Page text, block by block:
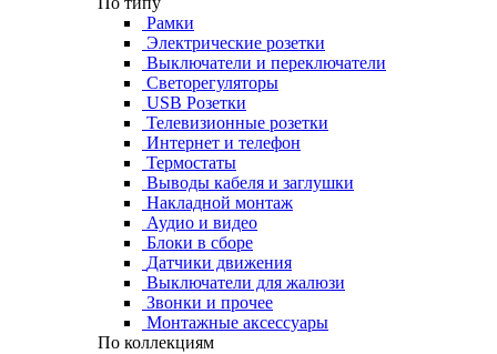
Рамки
Электрические розетки
Выключатели и переключатели
Светорегуляторы
USB Розетки
Телевизионные розетки
Интернет и телефон
Термостаты
Выводы кабеля и заглушки
Накладной монтаж
Аудио и видео
Блоки в сборе
Датчики движения
Выключатели для жалюзи
Звонки и прочее
Монтажные аксессуары
По коллекциям